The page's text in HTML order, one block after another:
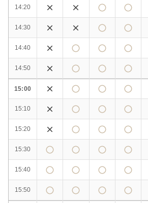
14:20
14:30
14:40
14:50
15:00
15:10
15:20
15:30
15:40
15:50